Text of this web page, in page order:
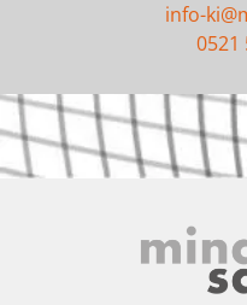
info-
0521